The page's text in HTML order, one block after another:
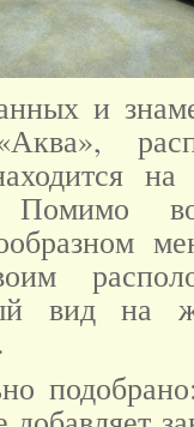
и
на
Помимо
вид на